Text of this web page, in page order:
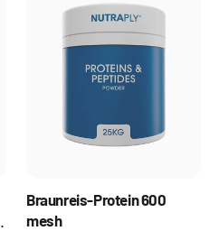
80% Protein; Pisum sativum Linn; Seed
Braunreis-Protein 600
mesh